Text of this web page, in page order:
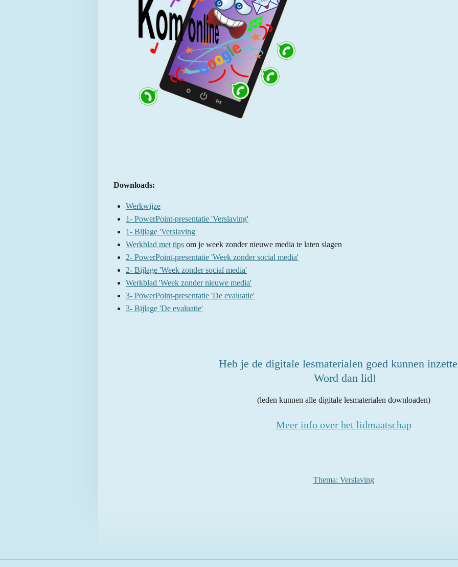
Downloads:
Werkwijze
1- PowerPoint-presentatie 'Verslaving'
1- Bijlage 'Verslaving'
Werkblad met tips om je week zonder nieuwe media te laten slagen
2- PowerPoint-presentatie 'Week zonder social media'
2- Bijlage 'Week zonder social media'
Werkblad 'Week zonder nieuwe media'
3- PowerPoint-presentatie 'De evaluatie'
3- Bijlage 'De evaluatie'
Heb je de digitale lesmaterialen goed kunnen
Word dan lid!
(leden kunnen alle digitale lesmaterialen downloaden)
Meer info over het lidmaatschap
Thema: Verslaving